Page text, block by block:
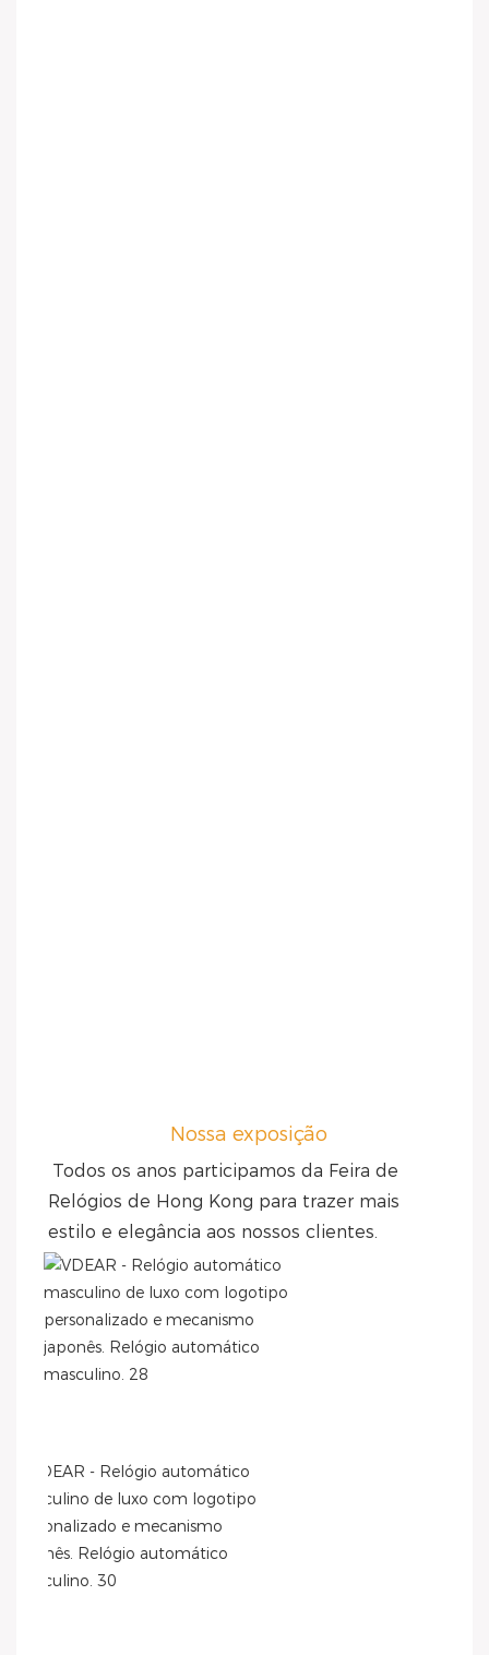
Nossa exposição
Todos os anos participamos da Feira de
Relógios de Hong Kong para trazer mais
estilo e elegância aos nossos clientes.